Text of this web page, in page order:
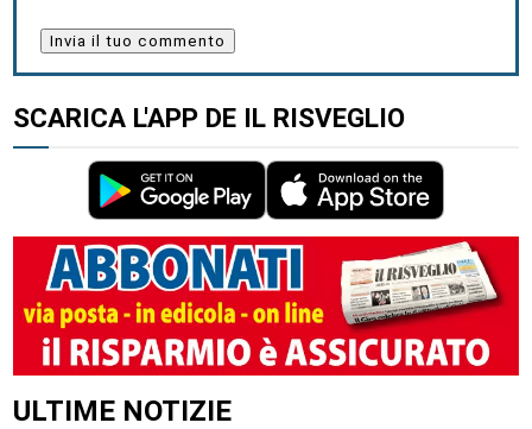
SCARICA L'APP DE IL RISVEGLIO
ULTIME NOTIZIE